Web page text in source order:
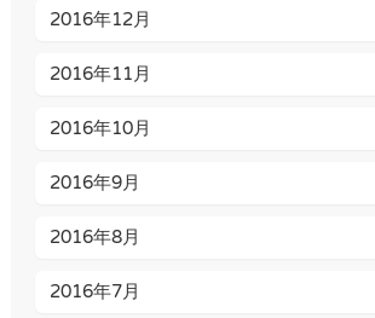
2016年12月
2016年11月
2016年10月
2016年9月
2016年8月
2016年7月